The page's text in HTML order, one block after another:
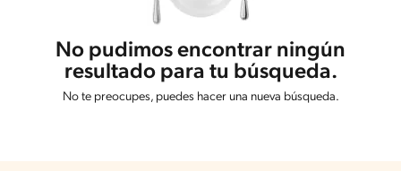
No pudimos encontrar ningún
resultado para tu búsqueda.
No te preocupes, puedes hacer una nueva búsqueda.